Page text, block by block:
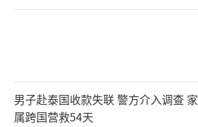
男子赴泰国收款失联 警方介入调查 家
属跨国营救54天